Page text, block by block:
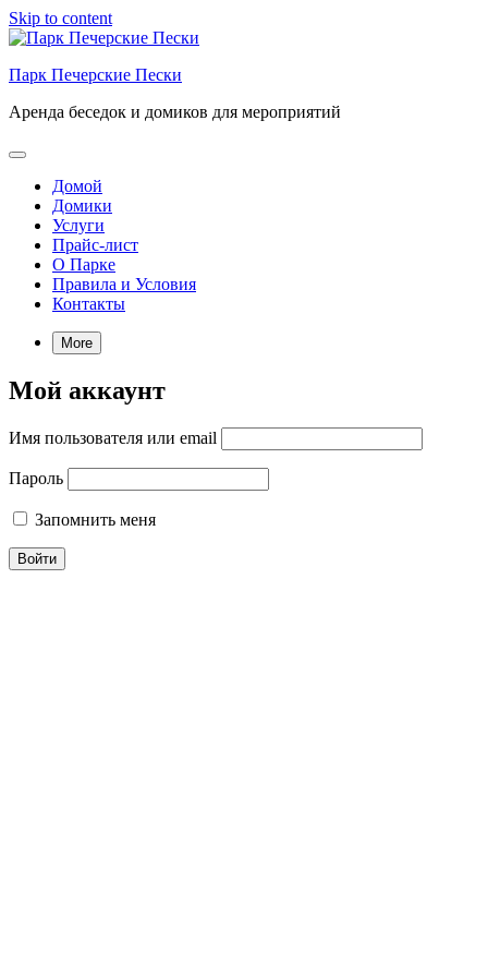
Skip to content
Парк Печерские Пески
Аренда беседок и домиков для мероприятий
Домой
Домики
Услуги
Прайс-лист
О Парке
Правила и Условия
Контакты
More
Мой аккаунт
Имя пользователя или email
Пароль
Запомнить меня